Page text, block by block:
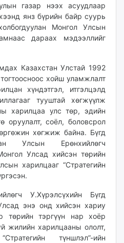
газар нээх асуудлаар
янз бүрийн байр суурь
Монгол Улсын
дараах мэдээллийг
Казахстан Улстай 1992
хойш уламжлалт
хүндэтгэл, итгэлцэлд
тууштай хөгжүүлж
харилцаа улс төр, эдийн
оруулалт, соёл, боловсрол
хөгжиж байна. Бүгд
Улсын Ерөнхийлөгч
Улсад хийсэн төрийн
харилцааг “Стратегийн
У.Хүрэлсүхийн Бүгд
энэ онд хийсэн хариу
төрийн тэргүүн нар хоёр
жилийн харилцааны ололт,
түншлэл”-ийн